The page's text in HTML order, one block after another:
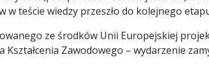
teście wiedzy przeszło do kolejnego
ze środków Unii Europejskiej
Kształcenia Zawodowego – wydarzenie